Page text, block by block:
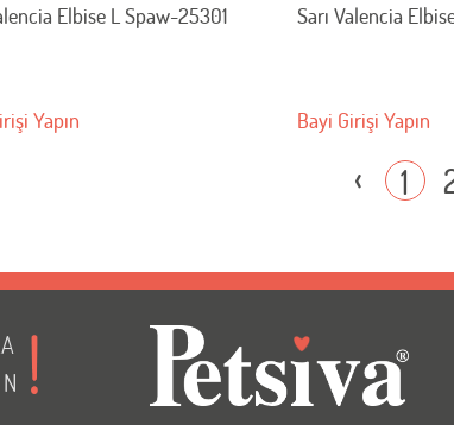
Elbise L Spaw-25301
Yapın
Sarı Valencia
Bayi Girişi Yapın
‹ 1